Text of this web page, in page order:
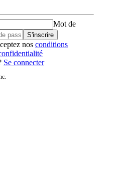
Mot de
S'inscrire
nos conditions
Se connecter